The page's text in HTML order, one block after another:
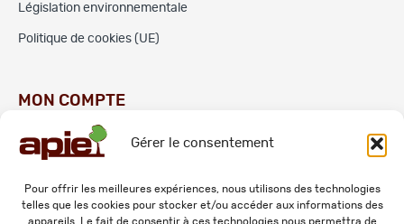
Gérer le consentement
Pour offrir les meilleures expériences, nous utilisons des technologies
telles que les cookies pour stocker et/ou accéder aux informations des
appareils. Le fait de consentir à ces technologies nous permettra de
Législation environnementale
Politique de cookies (UE)
MON COMPTE
Commandes
Adresses
Mes informations personnelles